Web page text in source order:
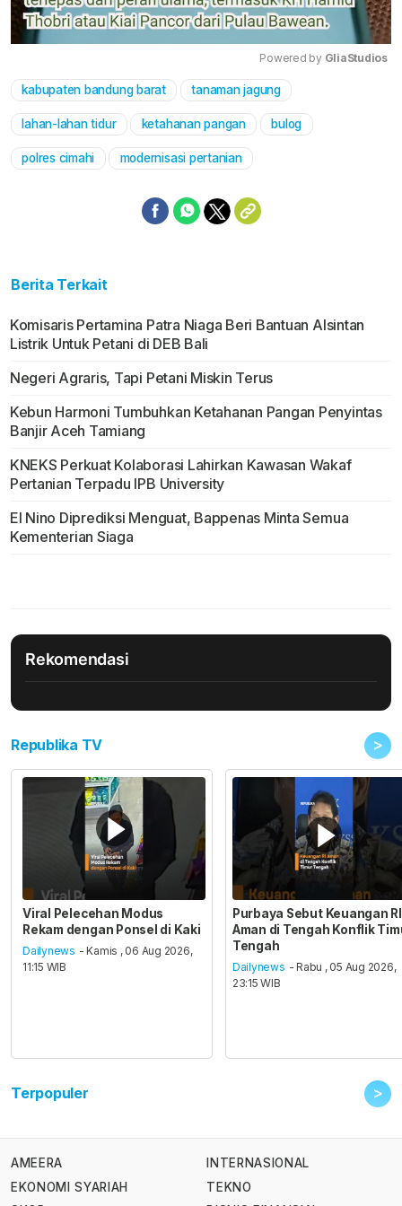
Powered by GliaStudios
kabupaten bandung barat tanaman jagung
lahan-lahan tidur ketahanan pangan bulog
polres cimahi modernisasi pertanian
Berita Terkait
Komisaris Pertamina Patra Niaga Beri Bantuan Alsintan
Listrik Untuk Petani di DEB Bali
Negeri Agraris, Tapi Petani Miskin Terus
Kebun Harmoni Tumbuhkan Ketahanan Pangan Penyintas
Banjir Aceh Tamiang
KNEKS Perkuat Kolaborasi Lahirkan Kawasan Wakaf
Pertanian Terpadu IPB University
El Nino Diprediksi Menguat, Bappenas Minta Semua
Kementerian Siaga
Rekomendasi
Republika TV >
Viral Pelecehan Modus
Rekam dengan Ponsel di Kaki
Dailynews - Kamis , 06 Aug 2026,
11:15 WIB
Purbaya Sebut Keuangan RI
Aman di Tengah Konflik
Tengah
Dailynews - Rabu , 05 Aug 2026,
23:15 WIB
Terpopuler >
AMEERA
EKONOMI SYARIAH
INTERNASIONAL
TEKNO